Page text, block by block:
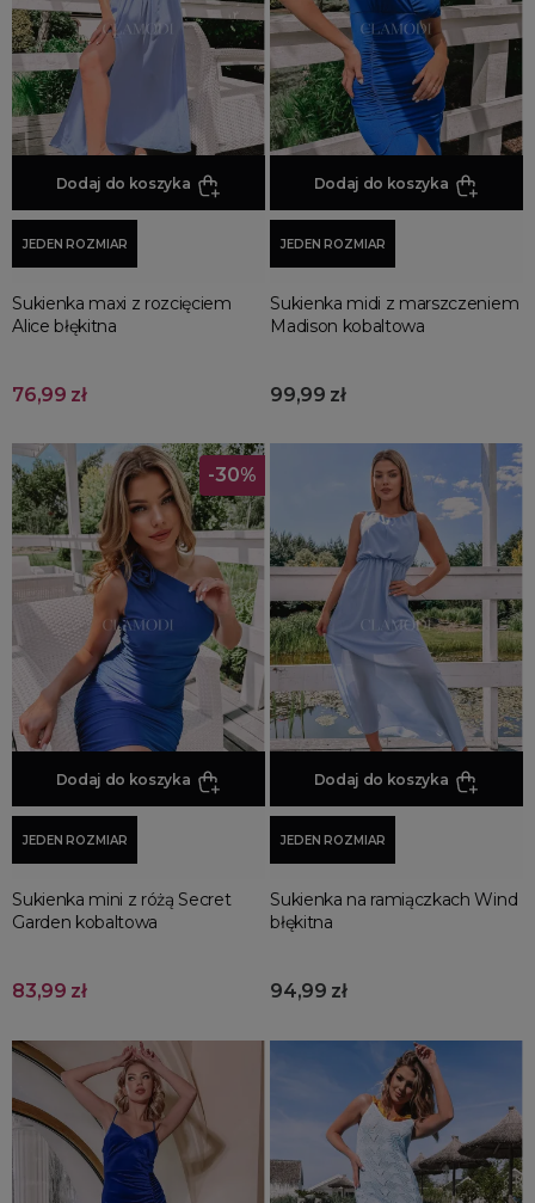
Promocja
Wyprzedaż
Summer sale
Bon podarunkowy
BACK TO SCHOOL
PREZENTY
ŚWIĘTA
PARTY
Najnowsze produkty
Spring sale
Złote produkty
Wiosenne Uroczystości
Letnie Uroczystości
Jesienne Uroczystości
Zimowe Uroczystości
HOT SALE
Produkty Tygodnia
Różowy Październik
Black Friday
Cyber Monday
Black Week
Wyprzedaż noworoczna
Dodaj do koszyka
JEDEN ROZMIAR
Sukienka maxi z rozcięciem
Alice błękitna
76,99 zł
Dodaj do koszyka
JEDEN ROZMIAR
Sukienka midi z marszczeniem
Madison kobaltowa
99,99 zł
Dodaj do koszyka
JEDEN ROZMIAR
Sukienka mini z różą Secret
Garden kobaltowa
83,99 zł
-30%
Dodaj do koszyka
JEDEN ROZMIAR
Sukienka na ramiączkach Wind
błękitna
94,99 zł